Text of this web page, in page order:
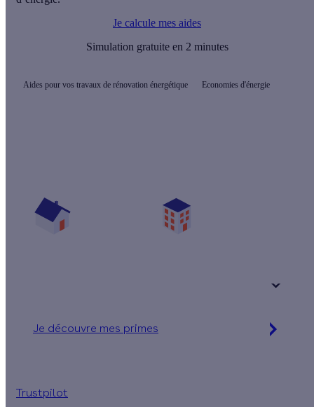
Je calcule mes aides
Simulation gratuite en 2 minutes
Aides pour vos travaux de rénovation énergétique Economies d'énergie
Je découvre mes primes
Trustpilot